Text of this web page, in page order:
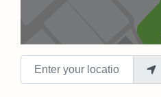
Enter your location